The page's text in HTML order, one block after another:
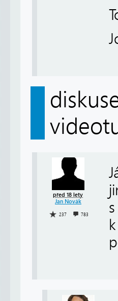
před 18 lety
Jan Novák
237 783